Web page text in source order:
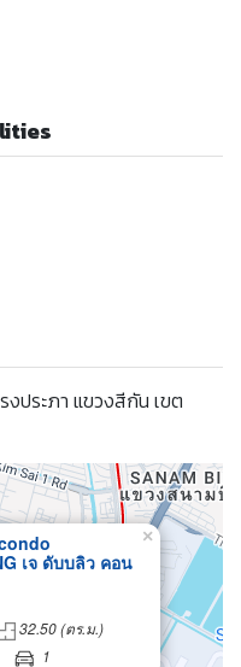
ประภา แขวงสีกัน เขต
เจ ดับบลิว คอน
หรับทำออฟฟิศ อยู่
นค้า ใกล้รถไฟฟ้า
นามบินดอนเมือง
32.50 (ตร.ม.)
1
×